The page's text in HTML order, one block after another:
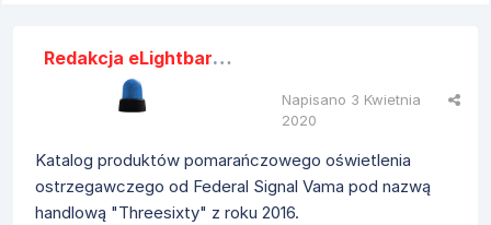
Redakcja eLightbars.pl
Napisano 3 Kwietnia
2020
Katalog produktów pomarańczowego oświetlenia
ostrzegawczego od Federal Signal Vama pod nazwą
handlową "Threesixty" z roku 2016.